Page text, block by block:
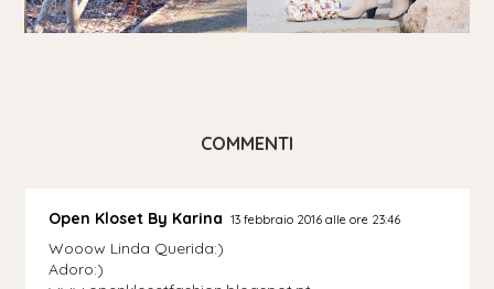
COMMENTI
Open Kloset By Karina 13 febbraio 2016 alle ore 23:46
Wooow Linda Querida:)
Adoro:)